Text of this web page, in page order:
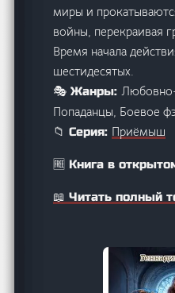
миры и
войны, перекраивая
Время начала
шестидесятых.
🎭 Жанры:
Попаданцы, Боевое
📁 Серия: Приёмыш
🆓 Книга в
📖 Читать полный